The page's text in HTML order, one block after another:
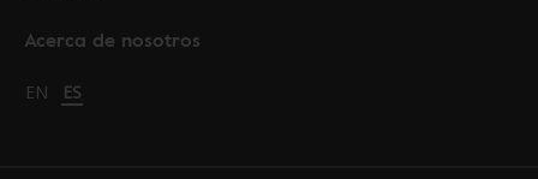
Acerca de nosotros
Change language to English
EN Cambiar idioma a español
ES